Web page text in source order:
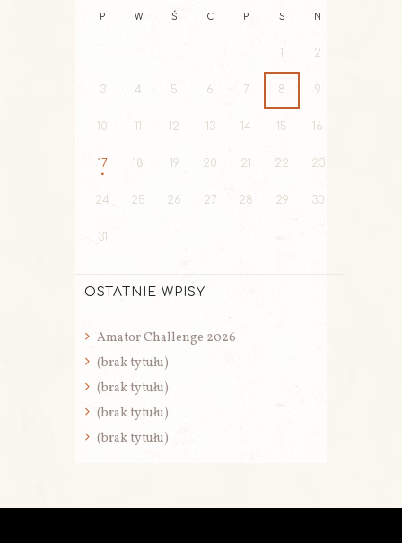
P W Ś C P S N
2
3 4 5 6 7 8 9
10 11 12 13 14 15 16
17 18 19 20 21 22 23
24 25 26 27 28 29 30
31
OSTATNIE WPISY
Amator Challenge 2026
(brak tytułu)
(brak tytułu)
(brak tytułu)
(brak tytułu)